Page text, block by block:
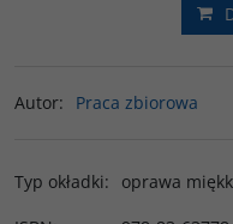
Autor: Praca zbiorowa
Typ okładki:
oprawa